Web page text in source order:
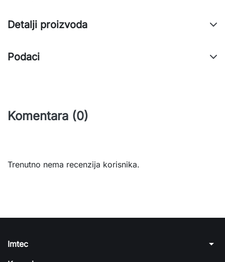
Detalji proizvoda
Podaci
Komentara (0)
Trenutno nema recenzija korisnika.
Imtec arrow_drop_down